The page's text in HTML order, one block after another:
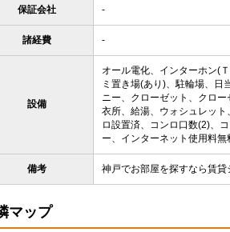
保証会社 -
諸経費 -
設備
オール電化、インターホン(
ミ置き場(あり)、駐輪場、日
ニー、クローゼット、クロ
衣所、給湯、ウォシュレッ
ロ設置済、コンロ口数(2)、
ー、インターネット使用料無
備考 神戸でお部屋を探すなら賃
マップ